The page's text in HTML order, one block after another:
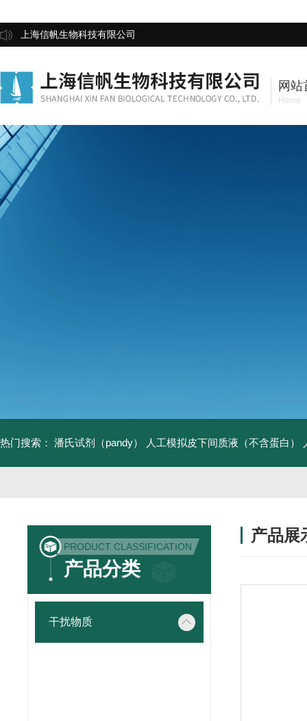
上海信帆生物科技有限公司
网站
Home
热门搜索： 潘氏试剂（pandy） 人工模拟皮下间质液（不含蛋白）
PRODUCT CLASSIFICATION
产品分类
干扰物质
产品展